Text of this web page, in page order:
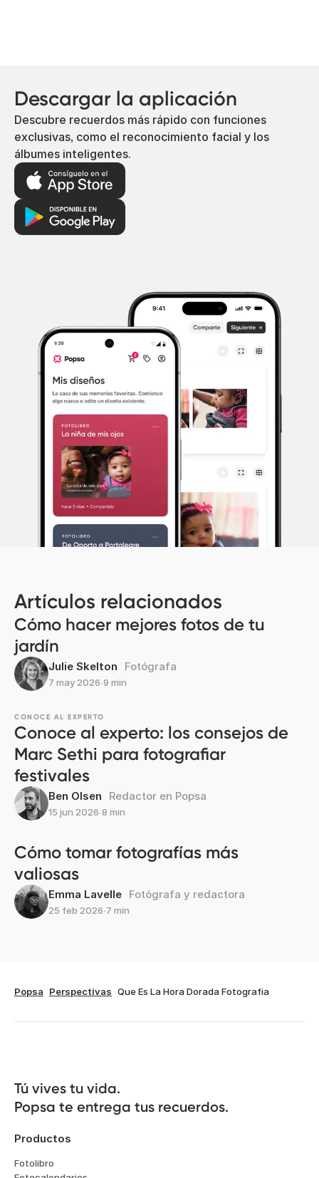
Descargar la aplicación
Descubre recuerdos más rápido con funciones
exclusivas, como el reconocimiento facial y los
álbumes inteligentes.
Artículos relacionados
Cómo hacer mejores fotos de tu
jardín
Julie Skelton Fotógrafa
7 may 2026∙9 min
CONOCE AL EXPERTO
Conoce al experto: los consejos de
Marc Sethi para fotografiar
festivales
Ben Olsen Redactor en Popsa
15 jun 2026∙8 min
Cómo tomar fotografías más
valiosas
Emma Lavelle Fotógrafa y redactora
25 feb 2026∙7 min
Popsa Perspectivas Que Es La Hora Dorada Fotografia
Tú vives tu vida.
Popsa te entrega tus recuerdos.
Productos
Fotolibro